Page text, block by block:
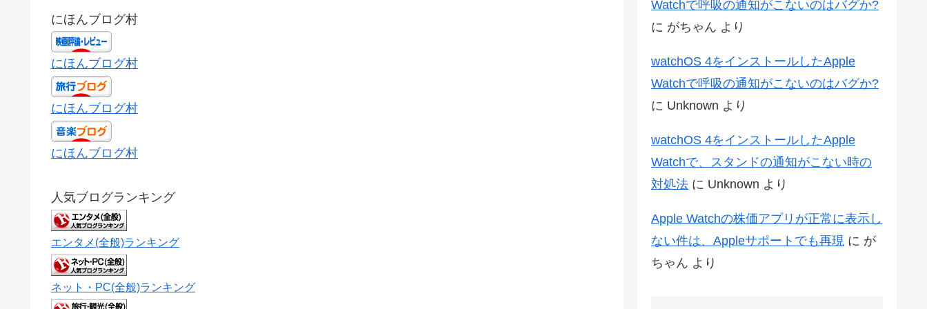
にほんブログ村
にほんブログ村
にほんブログ村
にほんブログ村
人気ブログランキング
エンタメ(全般)ランキング
ネット・PC(全般)ランキング
Watchで呼吸の通知がこないのはバグか?
に がちゃん より
watchOS 4をインストールしたApple
Watchで呼吸の通知がこないのはバグか?
に Unknown より
watchOS 4をインストールしたApple
Watchで、スタンドの通知がこない時の
対処法 に Unknown より
Apple Watchの株価アプリが正常に表示し
ない件は、Appleサポートでも再現 に が
ちゃん より